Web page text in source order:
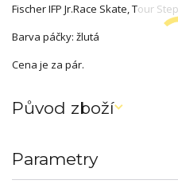
Fischer IFP Jr.Race Skate, Tour
Barva páčky: žlutá
Cena je za pár.
Původ zboží
Parametry